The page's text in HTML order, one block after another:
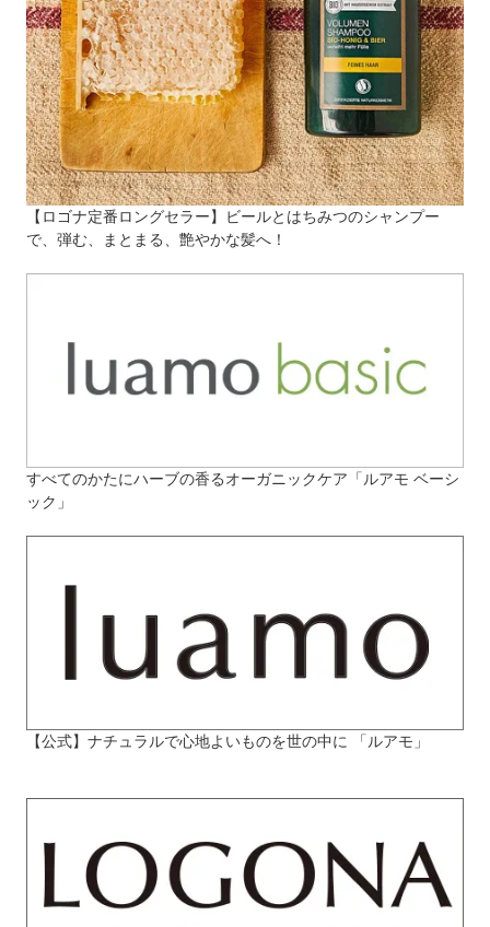
【ロゴナ定番ロングセラー】ビールとはちみつのシャンプー
で、弾む、まとまる、艶やかな髪へ！
すべてのかたにハーブの香るオーガニックケア「ルアモ ベーシ
ック」
【公式】ナチュラルで心地よいものを世の中に 「ルアモ」